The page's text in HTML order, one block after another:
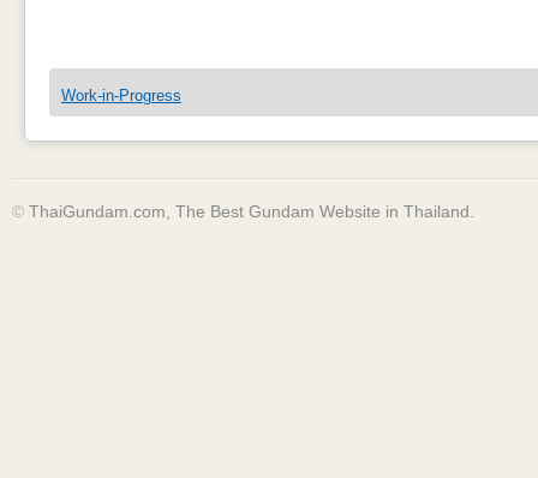
Work-in-Progress
© ThaiGundam.com, The Best Gundam Website in Thailand.